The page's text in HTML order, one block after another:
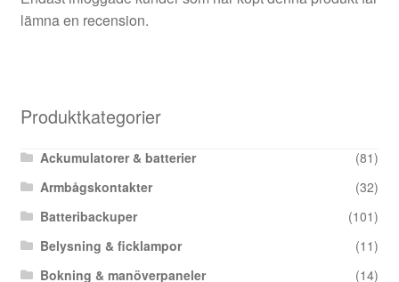
lämna en recension.
Produktkategorier
Ackumulatorer & batterier
(81)
Armbågskontakter
(32)
Batteribackuper
(101)
Belysning & ficklampor
(11)
Bokning & manöverpaneler
(14)